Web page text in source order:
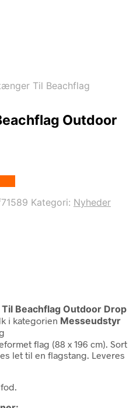
Til Beachflag
Outdoor
Kategori: Nyheder
Beachflag Outdoor Drop
i kategorien Messeudstyr
flag (88 x 196 cm). Sort
let til en flagstang. Leveres